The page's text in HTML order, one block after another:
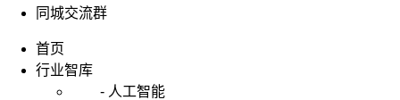
同城交流群
首页
行业智库
- 人工智能